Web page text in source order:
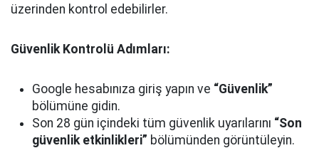
üzerinden kontrol edebilirler.
Güvenlik Kontrolü Adımları:
Google hesabınıza giriş yapın ve “Güvenlik”
bölümüne gidin.
Son 28 gün içindeki tüm güvenlik uyarılarını “Son
güvenlik etkinlikleri” bölümünden görüntüleyin.